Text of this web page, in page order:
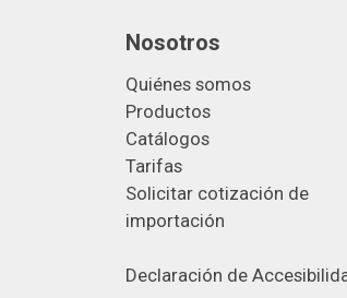
Nosotros
Quiénes somos
Productos
Catálogos
Tarifas
Solicitar cotización de
importación
Declaración de